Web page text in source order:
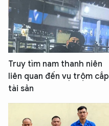
Truy tìm nam thanh niên
liên quan đến vụ trộm cắp
tài sản